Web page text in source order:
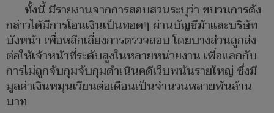
ทั้งนี้ มีรายงานจากการสอบสวนระบุว่า ขบวนการดัง
กล่าวได้มีการโอนเงินเป็นทอดๆ ผ่านบัญชีม้าและบริษัท
บังหน้า เพื่อหลีกเลี่ยงการตรวจสอบ โดยบางส่วนถูกส่ง
ต่อให้เจ้าหน้าที่ระดับสูงในหลายหน่วยงาน เพื่อแลกกับ
การไม่ถูกจับกุมจับกุมดำเนินคดีเว็บพนันรายใหญ่ ซึ่งมี
มูลค่าเงินหมุนเวียนต่อเดือนเป็นจำนวนหลายพันล้าน
บาท